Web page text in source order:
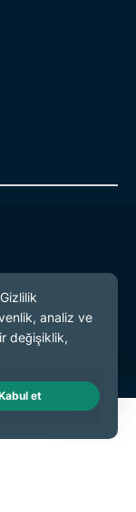
Live Chat